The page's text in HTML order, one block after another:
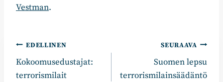
Vestman.
Artikkelien
selaus
EDELLINEN
Kokoomusedustajat:
terrorismilait
SEURAAVA
Suomen lepsu
terrorismilainsäädäntö